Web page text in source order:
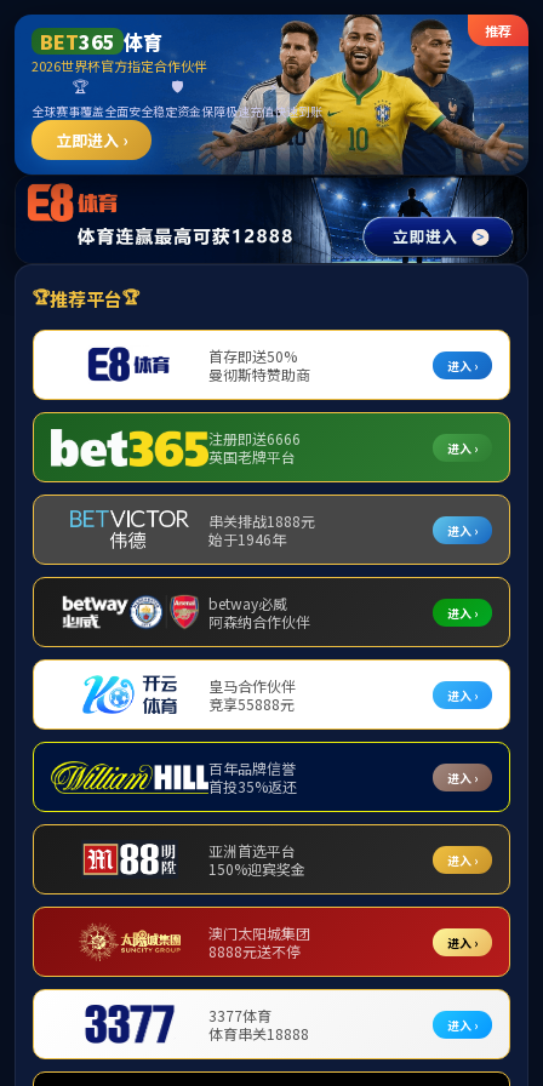
中国·必威(bw·西汉姆联)有限公司-Official
website
提示：访问地址无效，292/http:/297找不到对应的栏目！
首页 关闭此页